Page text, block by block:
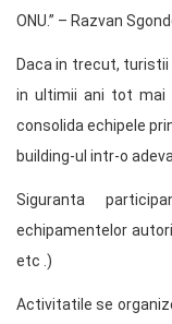
ONU.” – Razvan
Daca in trecut, turistii
in ultimii ani tot mai
consolida echipele
building-ul intr-o
Siguranta
echipamentelor
etc .)
Activitatile se